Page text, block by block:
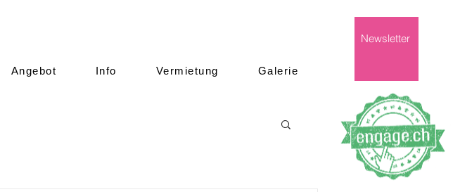
Angebot Info Vermietung Galerie
Newsletter